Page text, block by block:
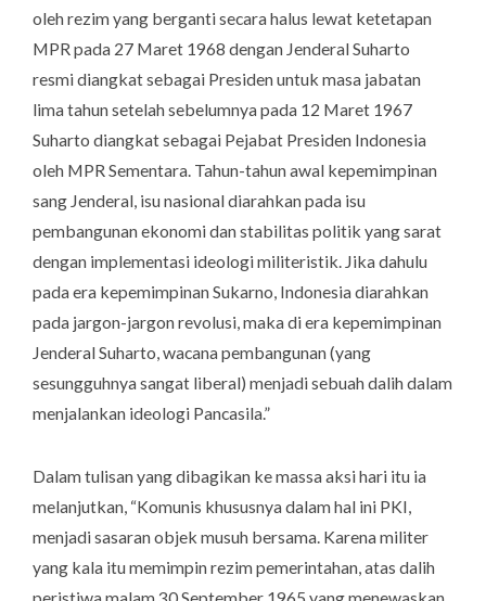
oleh rezim yang berganti secara halus lewat ketetapan
MPR pada 27 Maret 1968 dengan Jenderal Suharto
resmi diangkat sebagai Presiden untuk masa jabatan
lima tahun setelah sebelumnya pada 12 Maret 1967
Suharto diangkat sebagai Pejabat Presiden Indonesia
oleh MPR Sementara. Tahun-tahun awal kepemimpinan
sang Jenderal, isu nasional diarahkan pada isu
pembangunan ekonomi dan stabilitas politik yang sarat
dengan implementasi ideologi militeristik. Jika dahulu
pada era kepemimpinan Sukarno, Indonesia diarahkan
pada jargon-jargon revolusi, maka di era kepemimpinan
Jenderal Suharto, wacana pembangunan (yang
sesungguhnya sangat liberal) menjadi sebuah dalih dalam
menjalankan ideologi Pancasila.”
Dalam tulisan yang dibagikan ke massa aksi hari itu ia
melanjutkan, “Komunis khususnya dalam hal ini PKI,
menjadi sasaran objek musuh bersama. Karena militer
yang kala itu memimpin rezim pemerintahan, atas dalih